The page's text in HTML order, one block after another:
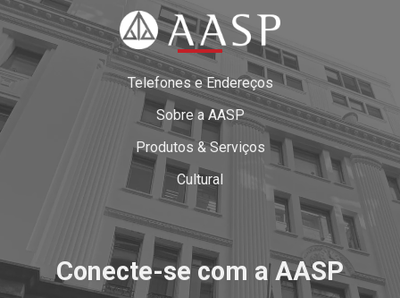
Telefones e Endereços
Sobre a AASP
Produtos & Serviços
Cultural
Conecte-se com a AASP